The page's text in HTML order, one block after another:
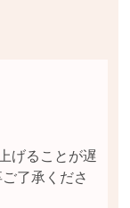
げることが遅
了承くださ